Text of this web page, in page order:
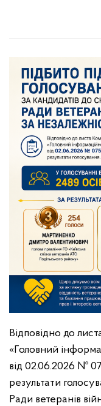
Відповідно до
«Головний
від 02.06.2026 №
результати
Ради ветеранів